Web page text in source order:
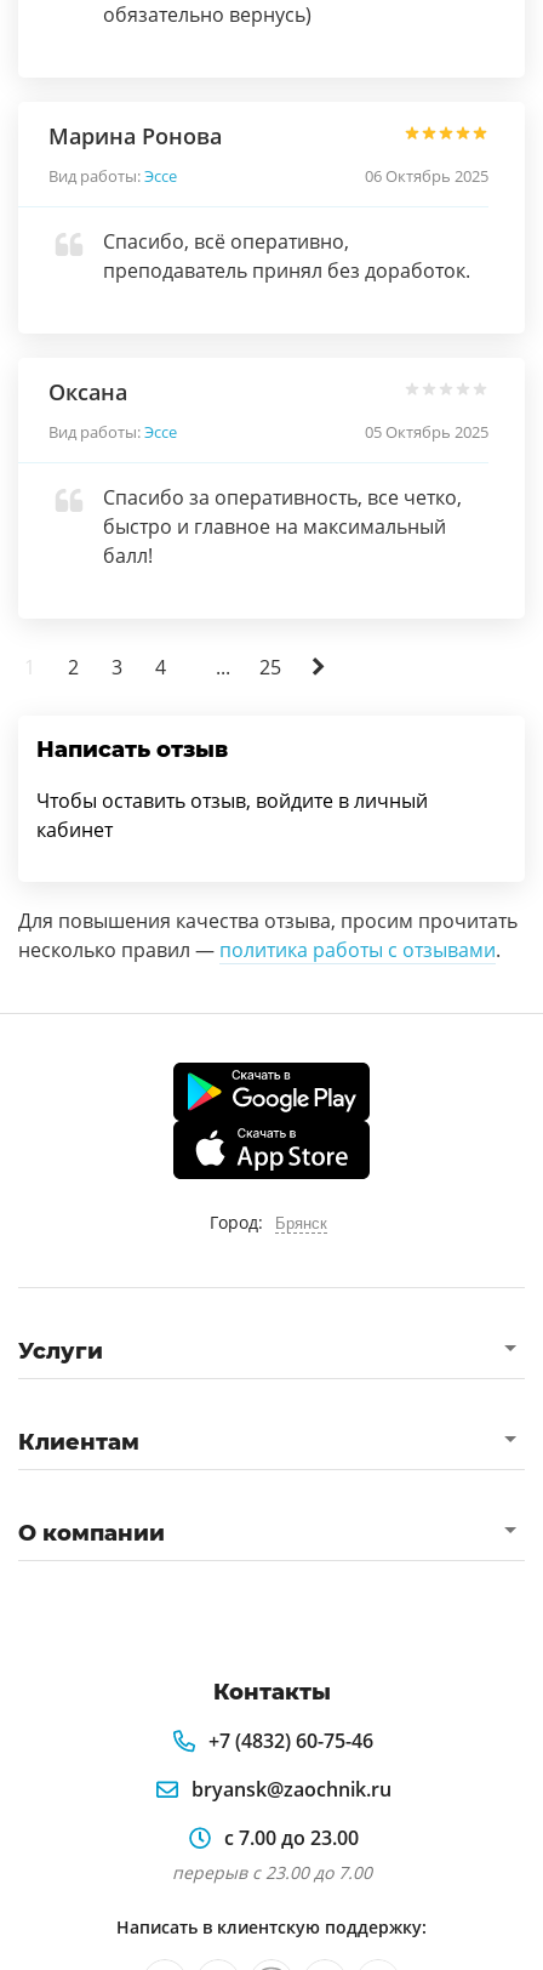
обязательно вернусь)
Марина Ронова
Вид работы:Эссе 06 Октябрь 2025
Спасибо, всё оперативно,
преподаватель принял без доработок.
Оксана
Вид работы:Эссе 05 Октябрь 2025
Спасибо за оперативность, все четко,
быстро и главное на максимальный
балл!
1 2 3 4 ... 25
Написать отзыв
Чтобы оставить отзыв, войдите в личный
кабинет
Для повышения качества отзыва, просим прочитать
несколько правил — политика работы с отзывами.
Город: Брянск
Услуги
Клиентам
О компании
Контакты
+7 (4832) 60-75-46
bryansk@zaochnik.ru
с 7.00 до 23.00
перерыв с 23.00 до 7.00
Написать в клиентскую поддержку: